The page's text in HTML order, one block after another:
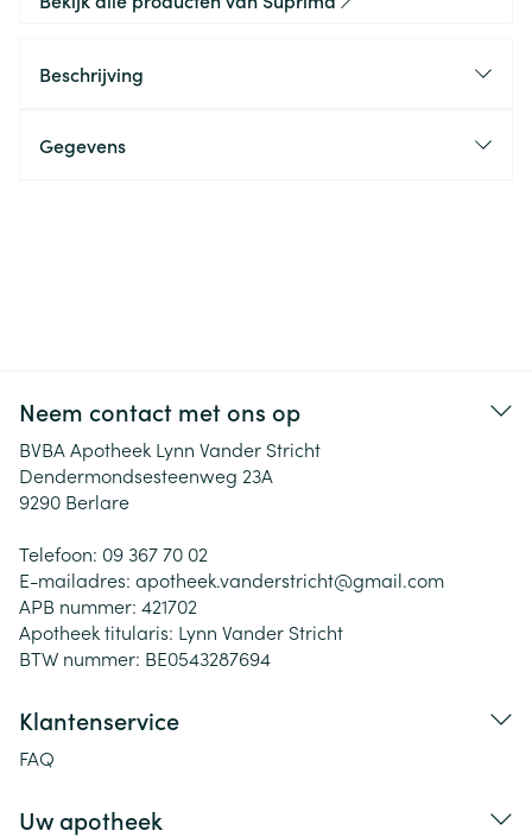
Beschrijving
Gegevens
Neem contact met ons op
BVBA Apotheek Lynn Vander Stricht
Dendermondsesteenweg 23A
9290 Berlare
Telefoon: 09 367 70 02
E-mailadres: apotheek.vanderstricht@gmail.com
APB nummer: 421702
Apotheek titularis: Lynn Vander Stricht
BTW nummer: BE0543287694
Klantenservice
FAQ
Uw apotheek